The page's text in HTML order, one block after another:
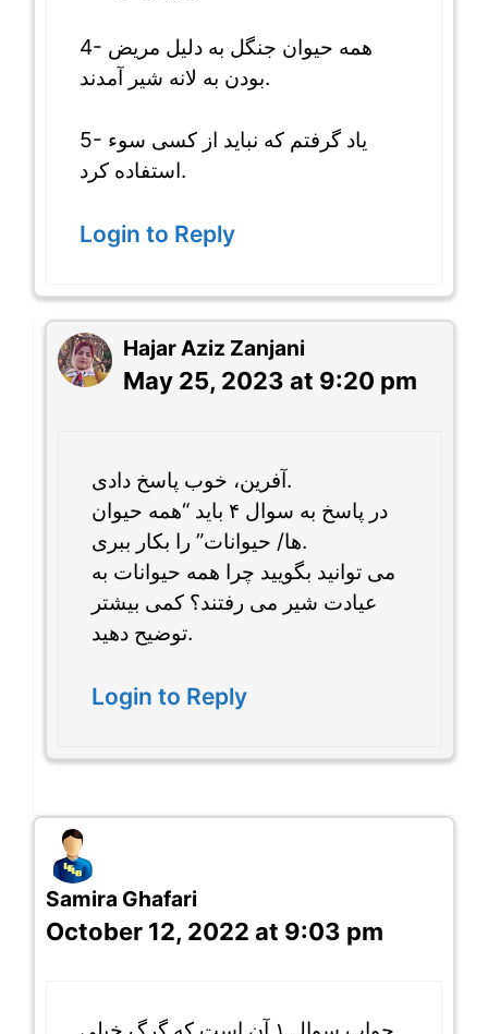
4- همه حیوان جنگل به دلیل مریض
بودن به لانه شیر آمدند.
5- یاد گرفتم که نباید از کسی سوء
استفاده کرد.
Login to Reply
Hajar Aziz Zanjani
May 25, 2023 at 9:20 pm
آفرین، خوب پاسخ دادی.
در پاسخ به سوال ۴ باید “همه حیوان
ها/ حیوانات” را بکار ببری.
می توانید بگویید چرا همه حیوانات به
عیادت شیر می رفتند؟ کمی بیشتر
توضیح دهید.
Login to Reply
Samira Ghafari
October 12, 2022 at 9:03 pm